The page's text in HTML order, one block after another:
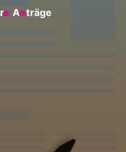
re
e An
nträge